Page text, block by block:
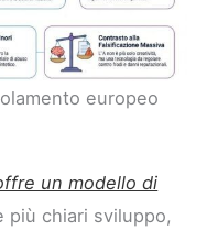
europeo
un modello di
più chiari sviluppo,